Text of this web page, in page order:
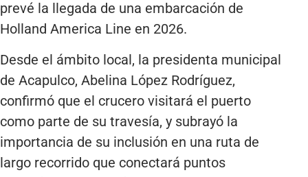
prevé la llegada de una embarcación de
Holland America Line en 2026.
Desde el ámbito local, la presidenta municipal
de Acapulco, Abelina López Rodríguez,
confirmó que el crucero visitará el puerto
como parte de su travesía, y subrayó la
importancia de su inclusión en una ruta de
largo recorrido que conectará puntos